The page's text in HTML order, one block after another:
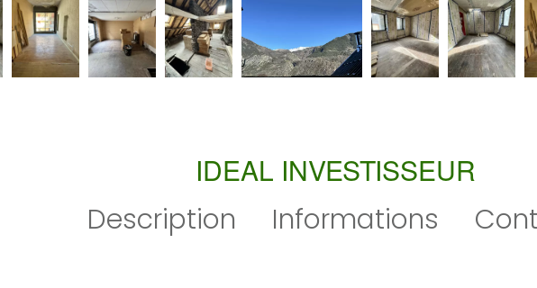
IDEAL INVESTISSEUR
Description Informations